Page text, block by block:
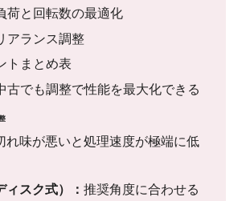
荷と回転数の最適化
アランス調整
トまとめ表
古でも調整で性能を最大化できる
れ味が悪いと処理速度が極端に低
スク式）： 推奨角度に合わせる